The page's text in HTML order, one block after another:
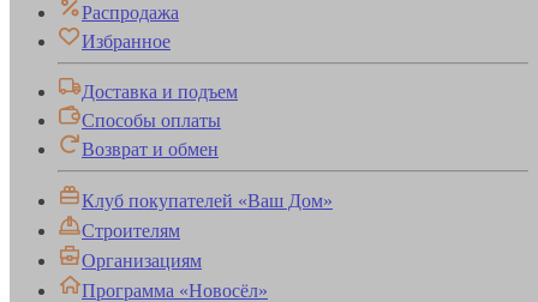
Распродажа
Избранное
Доставка и подъем
Способы оплаты
Возврат и обмен
Клуб покупателей «Ваш Дом»
Строителям
Организациям
Программа «Новосёл»